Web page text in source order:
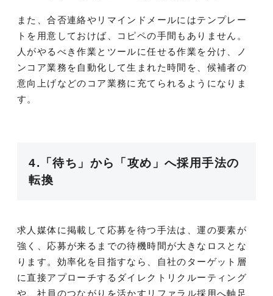
また、合否連絡やリマインドメールにはテンプレー
トを用意しておけば、コピペの手間もありません。
人がやるべき作業とツールに任せる作業を分け、ノ
ンコア業務を自動化して生まれた時間を、候補者の
意向上げなどのコア業務に充てられるようになりま
す。
4.「待ち」から「攻め」へ採用手法の
転換
求人媒体に掲載して応募を待つ手法は、運の要素が
強く、応募が来るまでの待機時間が大きなロスとな
ります。効率化を目指すなら、自社のターゲット層
に直接アプローチするダイレクトリクルーティング
や、社員のつながりを活かすリファラル採用へ軸足